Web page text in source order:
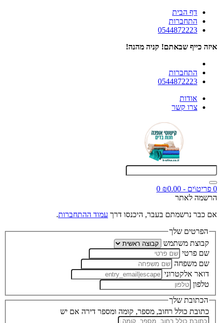
דף הבית
התחברות
0544872223
איזה כייף שבאתם! קניה מהנה!
התחברות
0544872223
אודות
צרו קשר
0 פריט\ים - ₪0.00
0
הרשמה לאתר
אם כבר נרשמתם בעבר, היכנסו דרך עמוד ההתחברות.
הפרטים שלך
קבוצת משתמש
שם פרטי
שם משפחה
דואר אלקטרוני
טלפון
הכתובת שלך
כתובת כולל רחוב, מספר, קומה ומספר דירה אם יש